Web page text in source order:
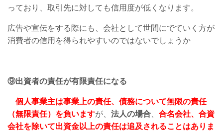
っており、取引先に対しても信用度が低くなります。
広告や宣伝をする際にも、会社として世間にでていく方が
消費者の信用を得られやすいのではないでしょうか
⑨出資者の責任が有限責任になる
個人事業主は事業上の責任、債務について無限の責任
（無限責任）を負いますが、 法人の場合
合名会社、合資
会社を除いて出資金以上の責任は追及されることはありま